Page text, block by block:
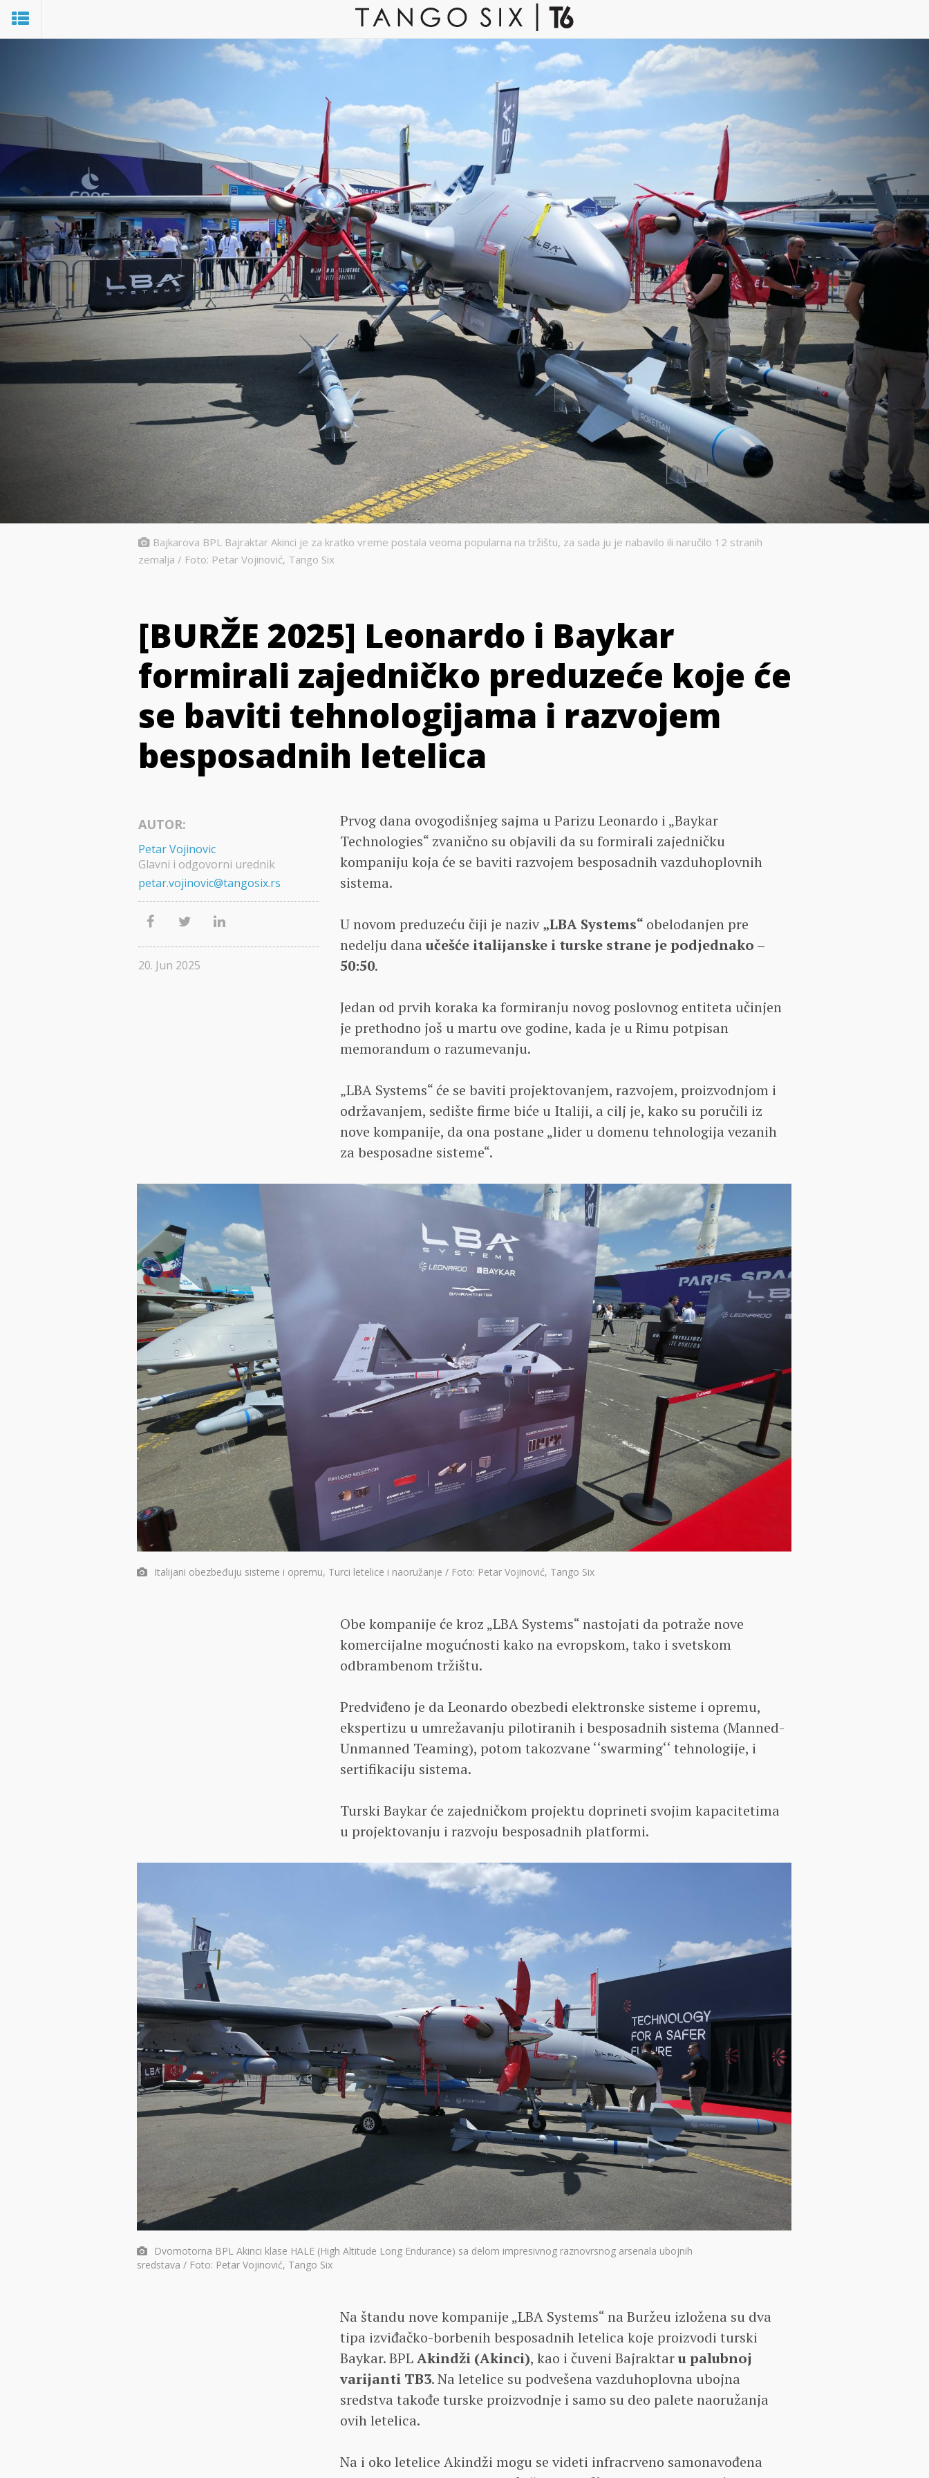
Bajkarova BPL Bajraktar Akinci je za kratko vreme postala veoma popularna na tržištu, za sada ju je nabavilo ili naručilo 12 stranih
zemalja / Foto: Petar Vojinović, Tango Six
[BURŽE 2025] Leonardo i Baykar
formirali zajedničko preduzeće koje će
se baviti tehnologijama i razvojem
besposadnih letelica
Prvog dana ovogodišnjeg sajma u Parizu Leonardo i „Baykar
Technologies“ zvanično su objavili da su formirali zajedničku
kompaniju koja će se baviti razvojem besposadnih vazduhoplovnih
sistema.
U novom preduzeću čiji je naziv„LBA Systems“ obelodanjen pre
nedelju dana učešće italijanske i turske strane je podjednako –
50:50.
Jedan od prvih koraka ka formiranju novog poslovnog entiteta učinjen
je prethodno još u martu ove godine, kada je u Rimu potpisan
memorandum o razumevanju.
„LBA Systems“ će se baviti projektovanjem, razvojem, proizvodnjom i
održavanjem, sedište firme biće u Italiji, a cilj je, kako su poručili iz
nove kompanije, da ona postane „lider u domenu tehnologija vezanih
za besposadne sisteme“.
Italijani obezbeđuju sisteme i opremu, Turci letelice i naoružanje / Foto: Petar Vojinović, Tango Six
Obe kompanije će kroz „LBA Systems“ nastojati da potraže nove
komercijalne mogućnosti kako na evropskom, tako i svetskom
odbrambenom tržištu.
Predviđeno je da Leonardo obezbedi elektronske sisteme i opremu,
ekspertizu u umrežavanju pilotiranih i besposadnih sistema (Manned-
Unmanned Teaming), potom takozvane ‘‘swarming‘‘ tehnologije, i
sertifikaciju sistema.
Turski Baykar će zajedničkom projektu doprineti svojim kapacitetima
u projektovanju i razvoju besposadnih platformi.
Dvomotorna BPL Akinci klase HALE (High Altitude Long Endurance) sa delom impresivnog raznovrsnog arsenala ubojnih
sredstava / Foto: Petar Vojinović, Tango Six
Na štandu nove kompanije „LBA Systems“ na Buržeu izložena su dva
tipa izviđačko-borbenih besposadnih letelica koje proizvodi turski
Baykar. BPLAkindži (Akinci), kao i čuveni Bajraktaru palubnoj
varijanti TB3. Na letelice su podvešena vazduhoplovna ubojna
sredstva takođe turske proizvodnje i samo su deo palete naoružanja
ovih letelica.
Na i oko letelice Akindži mogu se videti infracrveno samonavođena
AUTOR:
Petar Vojinovic
Glavni i odgovorni urednik
petar.vojinovic@tangosix.rs
20. Jun 2025